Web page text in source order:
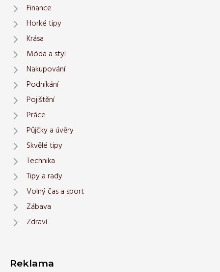
Finance
Horké tipy
Krása
Móda a styl
Nakupování
Podnikání
Pojištění
Práce
Půjčky a úvěry
Skvělé tipy
Technika
Tipy a rady
Volný čas a sport
Zábava
Zdraví
Reklama